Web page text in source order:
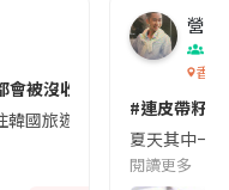
被沒收😱出發前切記檢查
韓國旅遊的民眾，近期要
營養
香港
#連皮帶籽
夏天其中一
閱讀更多